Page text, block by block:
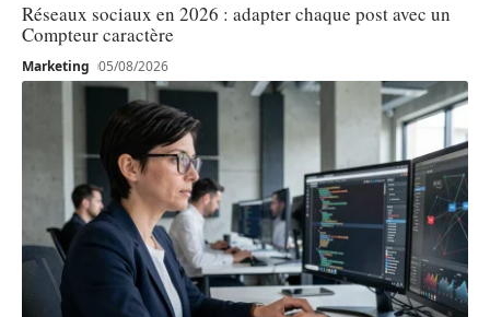
Réseaux sociaux en 2026 : adapter chaque post avec un
Compteur caractère
Marketing 05/08/2026